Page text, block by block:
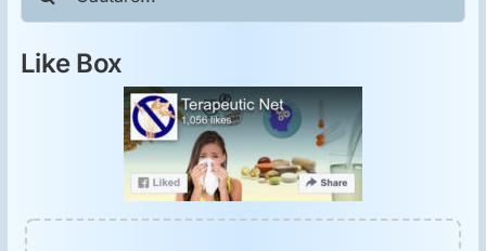
Oncologie
Toxicologie
Antipsihiatrie
Psihoterapie
Like Box